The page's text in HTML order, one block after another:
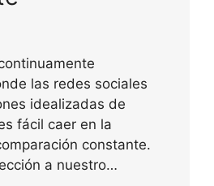
las redes sociales
idealizadas de
fácil caer en la
constante.
a nuestro…